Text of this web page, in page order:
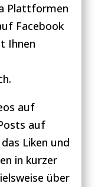
Plattformen
Facebook
Ihnen
auf
auf
Liken und
in kurzer
über